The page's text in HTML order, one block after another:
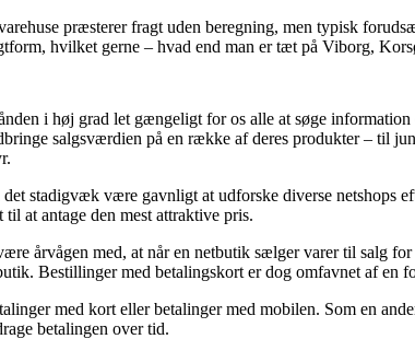
præsterer fragt uden beregning, men typisk
hvilket gerne – hvad end man er tæt på Viborg,
i høj grad let gængeligt for os alle at søge
salgsværdien på en række af deres produkter – til
det stadigvæk være gavnligt at udforske diverse netshops
at antage den mest attraktive pris.
årvågen med, at når en netbutik sælger varer til salg
Bestillinger med betalingskort er dog omfavnet af en
med kort eller betalinger med mobilen. Som en
betalingen over tid.